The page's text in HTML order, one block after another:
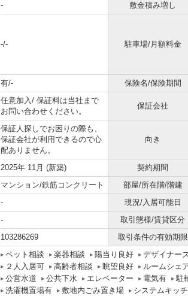
- 敷金積み増し
-/- 駐車場/月額料金
有/- 保険名/保険期間
任意加入/ 保証料は当社まで
お問い合わせください。
保証会社
保証人探しでお困りの際も、
保証会社が利用できるので心
配ありません。
向き
2025年 11月 (新築) 契約期間
マンション/鉄筋コンクリート 部屋/所在階/階建
- 現況/入居可能日
- 取引態様/賃貸区分
103286269 取引条件の有効期限
ペット相談 楽器相談 陽当り良好 デザイナー
２人入居可
高齢者相談 眺望良好 ルームシェ
公営水道
公共下水 エレベーター 電気有 駐
洗濯機置場有
敷地内ごみ置き場 システムキッ